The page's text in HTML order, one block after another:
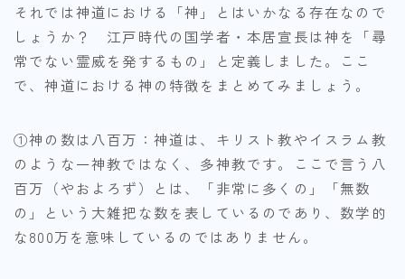
それでは神道における「神」とはいかなる存在なので
しょうか？ 江戸時代の国学者・本居宣長は神を「尋
常でない霊威を発するもの」と定義しました。ここ
で、神道における神の特徴をまとめてみましょう。
①神の数は八百万：神道は、キリスト教やイスラム教
のような一神教ではなく、多神教です。ここで言う八
百万（やおよろず）とは、「非常に多くの」「無数
の」という大雑把な数を表しているのであり、数学的
な800万を意味しているのではありません。